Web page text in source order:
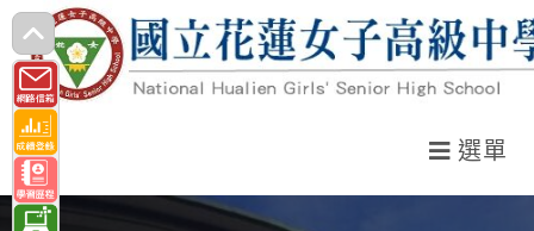
跳
轉
至
主
要
內
選單